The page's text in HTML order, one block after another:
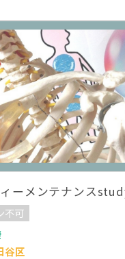
ーメンテナンス
不可
谷区